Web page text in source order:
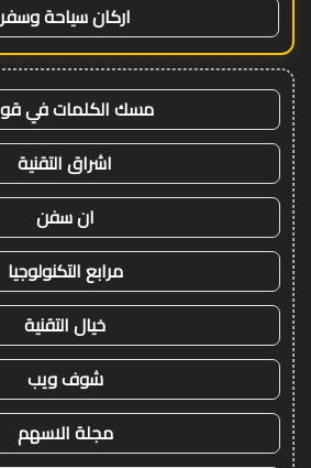
اركان سياحة وسفر
مسك الكلمات في
اشراق التقنية
ان سفن
مرابع التكنولوجيا
خيال التقنية
شوف ويب
مجلة الاسهم